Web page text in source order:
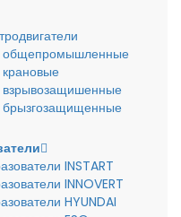
общепромышленные
крановые
взрывозащишенные
брызгозащищенные
INSTART
INNOVERT
HYUNDAI